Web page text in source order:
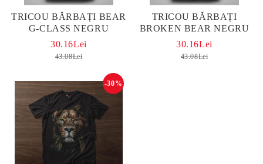
TRICOU BĂRBAȚI BEAR
G-CLASS NEGRU
30.16Lei
43.08Lei
TRICOU BĂRBAȚI
BROKEN BEAR NEGRU
30.16Lei
43.08Lei
-30%